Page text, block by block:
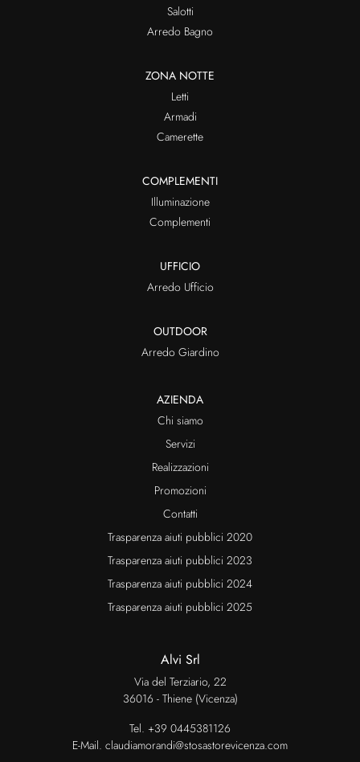
Salotti
Arredo Bagno
ZONA NOTTE
Letti
Armadi
Camerette
COMPLEMENTI
Illuminazione
Complementi
UFFICIO
Arredo Ufficio
OUTDOOR
Arredo Giardino
AZIENDA
Chi siamo
Servizi
Realizzazioni
Promozioni
Contatti
Trasparenza aiuti pubblici 2020
Trasparenza aiuti pubblici 2023
Trasparenza aiuti pubblici 2024
Trasparenza aiuti pubblici 2025
Alvi Srl
Via del Terziario, 22
36016 - Thiene (Vicenza)
Tel. +39 0445381126
E-Mail. claudiamorandi@stosastorevicenza.com